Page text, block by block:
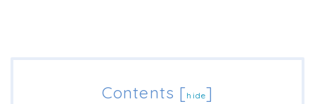
Contents [hide]